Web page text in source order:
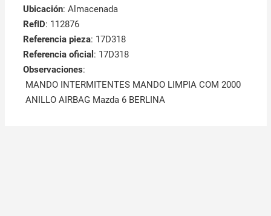
Ubicación: Almacenada
RefID: 112876
Referencia pieza: 17D318
Referencia oficial : 17D318
Observaciones:
MANDO INTERMITENTES MANDO LIMPIA COM 2000
ANILLO AIRBAG Mazda 6 BERLINA